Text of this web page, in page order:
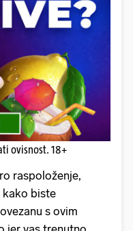
ovisnost. 18+
raspoloženje,
kako biste
s ovim